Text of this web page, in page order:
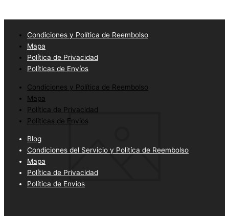
Condiciones y Política de Reembolso
Mapa
Política de Privacidad
Políticas de Envíos
Condiciones y Política de Reembolso
Mapa
Política de Privacidad
Políticas de Envíos
Blog
Condiciones del Servicio y Politíca de Reembolso
Mapa
Política de Privacidad
Política de Envios